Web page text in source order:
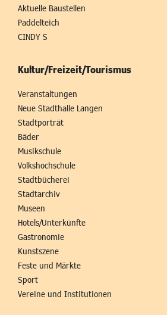
Aktuelle Baustellen
Paddelteich
CINDY S
Kultur/Freizeit/Tourismus
Veranstaltungen
Neue Stadthalle Langen
Stadtporträt
Bäder
Musikschule
Volkshochschule
Stadtbücherei
Stadtarchiv
Museen
Hotels/Unterkünfte
Gastronomie
Kunstszene
Feste und Märkte
Sport
Vereine und Institutionen